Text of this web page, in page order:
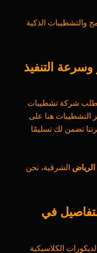
والتشطيبات الذكية
التنفيذ
يتطلب شركة تشطيبات
التشطيبات هنا على
تضمن لك تسليمًا
الشرقية، نحن
في
الكلاسيكية